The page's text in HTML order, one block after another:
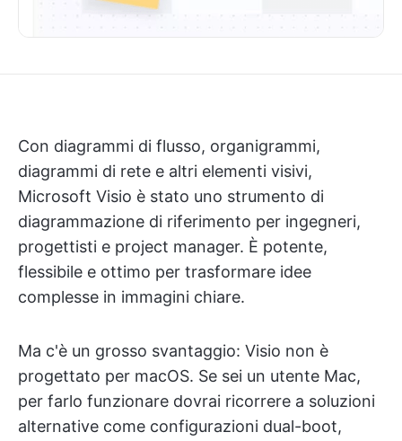
Con diagrammi di flusso, organigrammi,
diagrammi di rete e altri elementi visivi,
Microsoft Visio è stato uno strumento di
diagrammazione di riferimento per ingegneri,
progettisti e project manager. È potente,
flessibile e ottimo per trasformare idee
complesse in immagini chiare.
Ma c'è un grosso svantaggio: Visio non è
progettato per macOS. Se sei un utente Mac,
per farlo funzionare dovrai ricorrere a soluzioni
alternative come configurazioni dual-boot,